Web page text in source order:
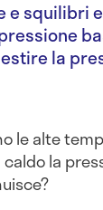
e squilibri
la
le alte
caldo la